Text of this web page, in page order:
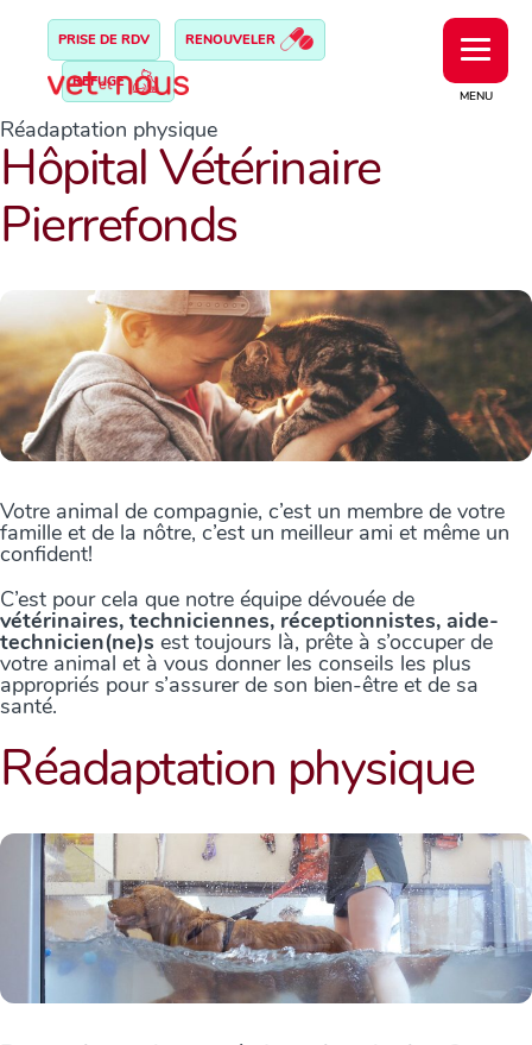
MENU
PRISE DE RDV RENOUVELER
REFUGE
Réadaptation physique
Hôpital Vétérinaire
Pierrefonds
Votre animal de compagnie, c’est un membre de votre
famille et de la nôtre, c’est un meilleur ami et même un
confident!
C’est pour cela que notre équipe dévouée de
vétérinaires, techniciennes, réceptionnistes, aide-
technicien(ne)s est toujours là, prête à s’occuper de
votre animal et à vous donner les conseils les plus
appropriés pour s’assurer de son bien-être et de sa
santé.
Réadaptation physique